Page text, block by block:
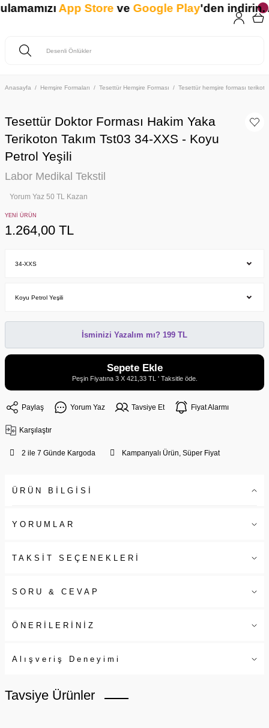
Anasayfa Hemşire Formaları Tesettür Hemşire Forması Tesettür hemşire forması
Tesettür Doktor Forması Hakim Yaka
Terikoton Takım Tst03 34-XXS - Koyu
Petrol Yeşili
Labor Medikal Tekstil
Yorum Yaz 50 TL Kazan
YENİ ÜRÜN
1.264,00 TL
İsminizi Yazalım mı? 199 TL
Sepete Ekle
Peşin Fiyatına 3 X 421,33 TL ' Taksitle öde.
Paylaş Yorum Yaz Tavsiye Et Fiyat Alarmı
Karşılaştır
2 ile 7 Günde Kargoda Kampanyalı Ürün, Süper Fiyat
ÜRÜN BİLGİSİ
YORUMLAR
TAKSİT SEÇENEKLERİ
SORU & CEVAP
ÖNERİLERİNİZ
Alışveriş Deneyimi
Tavsiye Ürünler
App StoreveGoogle Play'den indirin.